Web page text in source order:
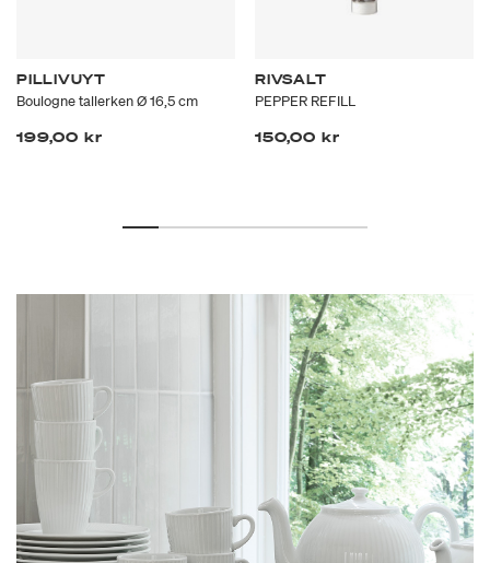
PILLIVUYT
Boulogne tallerken Ø 16,5 cm
199,00 kr
RIVSALT
PEPPER REFILL
150,00 kr